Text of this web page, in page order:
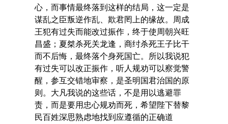
心，而事情最终落到这样的结局，这一定是
谋乱之臣叛逆作乱、欺君罔上的缘故。周成
王犯有过失而能改过振作，终于使周朝兴旺
昌盛；夏桀杀死关龙逢，商纣杀死王子比干
而不后悔，最终落个身死国亡。所以我说犯
有过失可以改正振作，听人规劝可以察觉警
醒，参互交错地审察，是圣明国君治国的原
则。大凡我说的这些话，不是用以逃避罪
责，而是要用忠心规劝而死，希望陛下替黎
民百姓深思熟虑地找到应遵循的正确道